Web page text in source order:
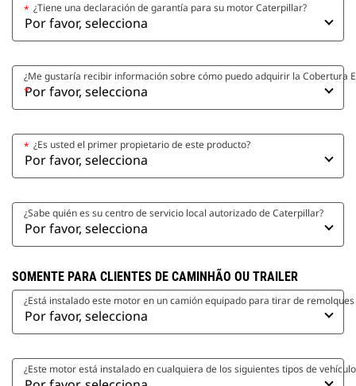
¿Tiene una declaración de garantía para su motor Caterpillar?
*
¿Me gustaría recibir información sobre cómo puedo adquirir la Cobertura
*
¿Es usted el primer propietario de este producto?
*
¿Sabe quién es su centro de servicio local autorizado de Caterpillar?
SOMENTE PARA CLIENTES DE CAMINHÃO OU TRAILER
¿Está instalado este motor en un camión equipado para tirar de
¿Este motor está instalado en cualquiera de los siguientes tipos de